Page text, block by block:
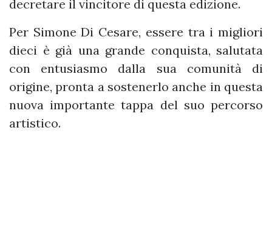
decretare il vincitore di questa edizione.
Per Simone Di Cesare, essere tra i migliori
dieci è già una grande conquista, salutata
con entusiasmo dalla sua comunità di
origine, pronta a sostenerlo anche in questa
nuova importante tappa del suo percorso
artistico.